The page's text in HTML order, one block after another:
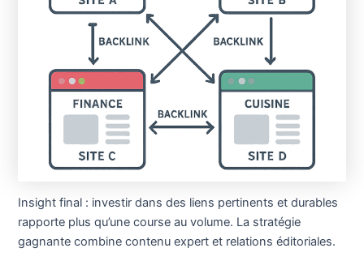
Insight final : investir dans des liens pertinents et durables
rapporte plus qu’une course au volume. La stratégie
gagnante combine contenu expert et relations éditoriales.